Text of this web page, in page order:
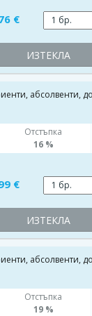
€
ИЗТЕКЛА
абсолвенти,
Отстъпка
16 %
€
ИЗТЕКЛА
абсолвенти,
Отстъпка
19 %